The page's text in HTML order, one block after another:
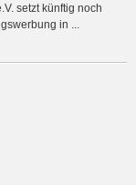
setzt künftig noch
in ...